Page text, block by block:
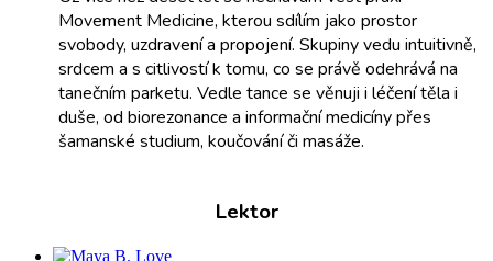
Movement Medicine, kterou sdílím jako prostor
svobody, uzdravení a propojení. Skupiny vedu intuitivně,
srdcem a s citlivostí k tomu, co se právě odehrává na
tanečním parketu. Vedle tance se věnuji i léčení těla i
duše, od biorezonance a informační medicíny přes
šamanské studium, koučování či masáže.
Lektor